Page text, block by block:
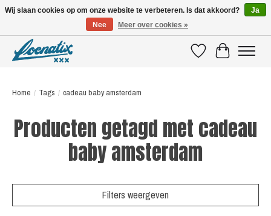
VerlanglijstWinkelwagen
Home / Tags / cadeau baby amsterdam
Producten getagd met cadeau
baby amsterdam
Filters weergeven
Wij slaan cookies op om onze website te verbeteren. Is dat akkoord?
Ja
Nee
Meer over cookies »